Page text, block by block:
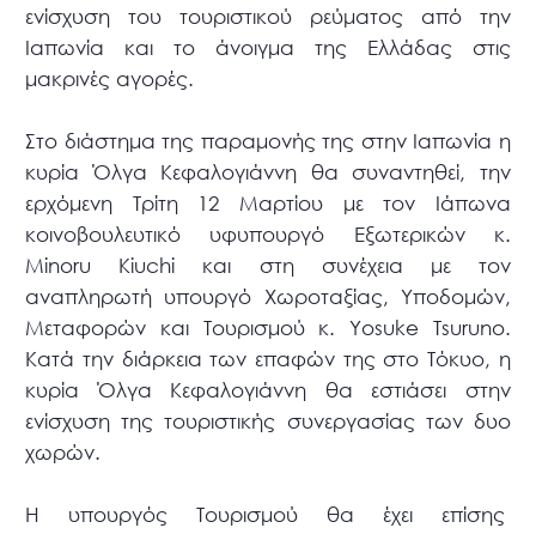
ενίσχυση του τουριστικού ρεύματος από την
Ιαπωνία και το άνοιγμα της Ελλάδας στις
μακρινές αγορές.
Στο διάστημα της παραμονής της στην Ιαπωνία η
κυρία Όλγα Κεφαλογιάννη θα συναντηθεί, την
ερχόμενη Τρίτη 12 Μαρτίου με τον Ιάπωνα
κοινοβουλευτικό υφυπουργό Εξωτερικών κ.
Minoru Kiuchi και στη συνέχεια με τον
αναπληρωτή υπουργό Χωροταξίας, Υποδομών,
Μεταφορών και Τουρισμού κ. Υosuke Tsuruno.
Κατά την διάρκεια των επαφών της στο Τόκυο, η
κυρία Όλγα Κεφαλογιάννη θα εστιάσει στην
ενίσχυση της τουριστικής συνεργασίας των δυο
χωρών.
Η υπουργός Τουρισμού θα έχει επίσης